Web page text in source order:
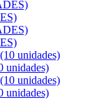
unidades)
unidades)